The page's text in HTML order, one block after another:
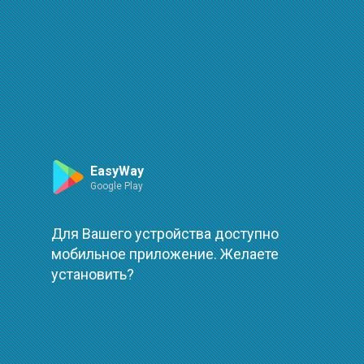
Маршрут
Произошла ошибка при загрузке
повторить
Leaflet| ©OpenStreetMap| ©OpenMapTiles
EasyWay
Google Play
Для Вашего устройства доступно
мобильное приложение. Желаете
установить?